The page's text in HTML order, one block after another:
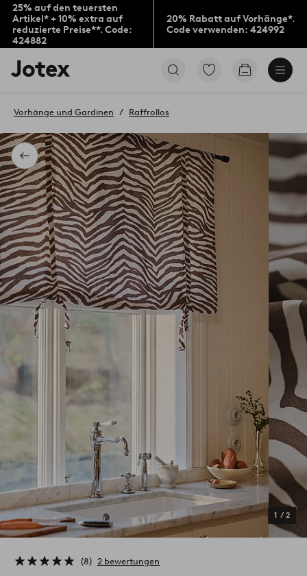
25% auf den teuersten
Artikel* + 10% extra auf
reduzierte Preise**. Code:
424882
20% Rabatt auf Vorhänge*.
Code verwenden: 424992
Jotex-
Logo
Startseite
Zu
Produkten
gehen
Zum
Zurück
Vorhänge und Gardinen Raffrollos
1 / 2
8 2 bewertungen